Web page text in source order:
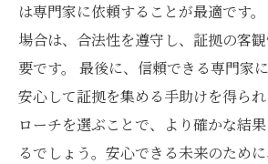
は専門家に依頼することが最適です
場合は、合法性を遵守し、証拠の客
要です。 最後に、信頼できる専門家
安心して証拠を集める手助けを得ら
ローチを選ぶことで、より確かな結
るでしょう。安心できる未来のため